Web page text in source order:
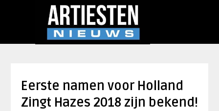
Eerste namen voor Holland
Zingt Hazes 2018 zijn bekend!